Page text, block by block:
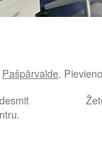
Pašpārvalde.